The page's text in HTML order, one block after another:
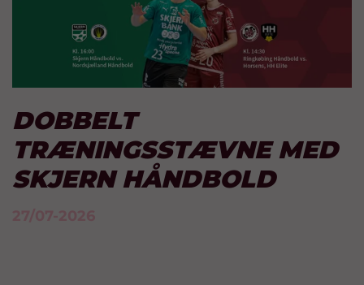
DOBBELT
TRÆNINGSSTÆVNE MED
SKJERN HÅNDBOLD
27/07-2026